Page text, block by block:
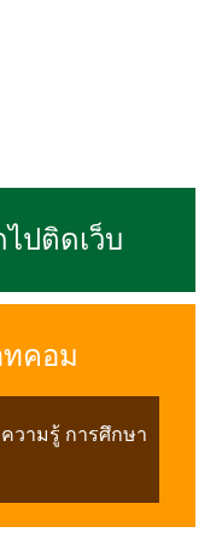
ปติดเว็บ
คอม
วามรู้ การศึกษา